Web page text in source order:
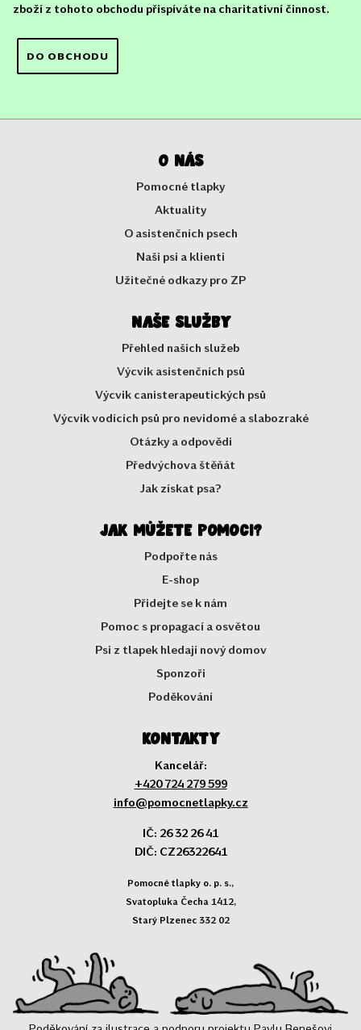
zboží z tohoto obchodu přispíváte na charitativní činnost.
DO OBCHODU
O nás
Pomocné tlapky
Aktuality
O asistenčních psech
Naši psi a klienti
Užitečné odkazy pro ZP
Naše služby
Přehled našich služeb
Výcvik asistenčních psů
Výcvik canisterapeutických psů
Výcvik vodících psů pro nevidomé a slabozraké
Otázky a odpovědi
Předvýchova štěňát
Jak získat psa?
Jak můžete pomoci?
Podpořte nás
E-shop
Přidejte se k nám
Pomoc s propagací a osvětou
Psi z tlapek hledají nový domov
Sponzoři
Poděkování
Kontakty
Kancelář:
+420 724 279 599
info@pomocnetlapky.cz
IČ: 26 32 26 41
DIČ: CZ26322641
Pomocné tlapky o. p. s.,
Svatopluka Čecha 1412,
Starý Plzenec 332 02